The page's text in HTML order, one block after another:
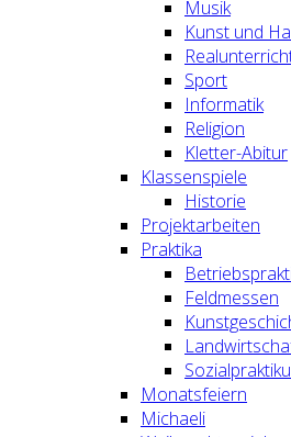
Musik
Kunst und
Sport
Informatik
Religion
Kletter-Abitur
Klassenspiele
Historie
Projektarbeiten
Praktika
Feldmessen
Monatsfeiern
Michaeli